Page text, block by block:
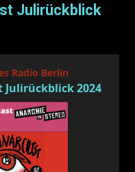
Julirückblick